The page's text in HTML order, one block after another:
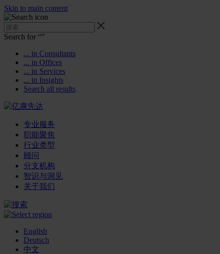
Skip to main content
Search for “”
... in Consultants
... in Offices
... in Services
... in Insights
Search all results
专业服务
职能聚焦
行业类型
顾问
分支机构
智识与洞见
关于我们
English
Deutsch
中文